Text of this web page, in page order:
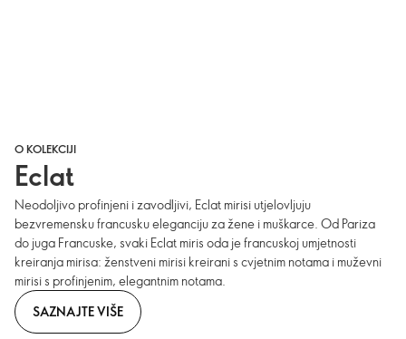
O KOLEKCIJI
Eclat
Neodoljivo profinjeni i zavodljivi, Eclat mirisi utjelovljuju
bezvremensku francusku eleganciju za žene i muškarce. Od Pariza
do juga Francuske, svaki Eclat miris oda je francuskoj umjetnosti
kreiranja mirisa: ženstveni mirisi kreirani s cvjetnim notama i muževni
mirisi s profinjenim, elegantnim notama.
SAZNAJTE VIŠE